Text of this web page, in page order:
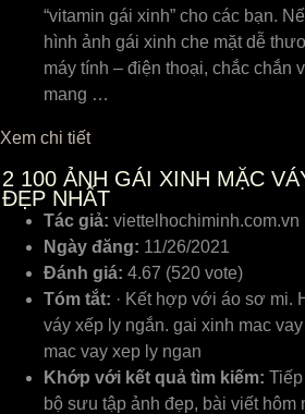
“vitamin gái xinh” cho các bạn.
hình ảnh gái xinh che mặt dễ
máy tính – điện thoại, chắc chắn
mang …
Xem chi tiết
2 100 ẢNH GÁI XINH MẶC
ĐẸP NHẤT
Tác giả: viettelhochiminh.com.vn
Ngày đăng: 11/26/2021
Đánh giá: 4.67 (520 vote)
Tóm tắt: · Kết hợp với áo sơ mi.
váy xếp ly ngắn. gai xinh mac
mac vay xep ly ngan
Khớp với kết quả tìm kiếm:
bộ sưu tập ảnh đẹp, bài viết hôm